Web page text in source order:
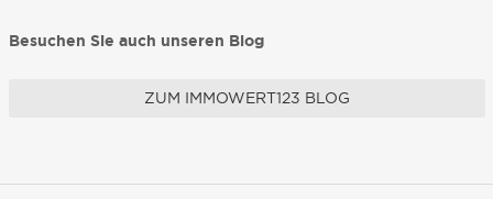
Besuchen Sie auch unseren Blog
ZUM IMMOWERT123 BLOG